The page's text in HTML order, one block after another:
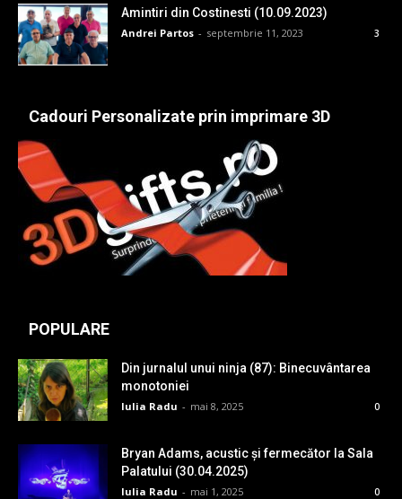
Amintiri din Costinesti (10.09.2023)
Andrei Partos - septembrie 11, 2023 3
Cadouri Personalizate prin imprimare 3D
POPULARE
Din jurnalul unui ninja (87): Binecuvântarea
monotoniei
Iulia Radu - mai 8, 2025 0
Bryan Adams, acustic și fermecător la Sala
Palatului (30.04.2025)
Iulia Radu - mai 1, 2025 0